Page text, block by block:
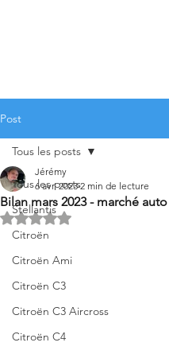
Post
Tous les posts
Stellantis
Citroën
Citroën Ami
Citroën C3
Citroën C3 Aircross
Citroën C4
Tous les posts
Bilan mars 2023 - marché
Jérémy
6 avr. 2023 2 min de lecture
Noté NaN étoiles sur 5.